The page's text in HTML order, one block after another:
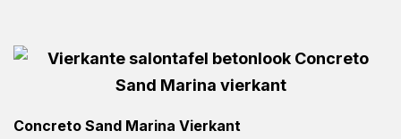
Concreto Sand Marina Vierkant